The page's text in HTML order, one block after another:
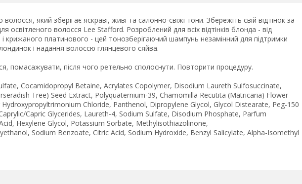
який зберігає яскраві, живі та салонно-свіжі тони. Збережіть свій відтінок за
волосся Lee Stafford. Розроблений для всіх відтінків блонда - від
крижаного платинового - цей тонозберігаючий шампунь незамінний для підтримки
і надання волоссю глянцевого сяйва.
помасажувати, після чого ретельно сполоснути. Повторити процедуру.
Cocamidopropyl Betaine, Acrylates Copolymer, Disodium Laureth Sulfosuccinate,
Tree) Seed Extract, Polyquaternium-39, Chamomilla Recutita (Matricaria) Flower
Chloride, Panthenol, Dipropylene Glycol, Glycol Distearate, Peg-150
Capric Glycerides, Laureth-4, Sodium Sulfate, Disodium Phosphate, Parfum
Hexylene Glycol, Potassium Sorbate, Methylisothiazolinone,
Sodium Benzoate, Citric Acid, Sodium Hydroxide, Benzyl Salicylate, Alpha-Isomethyl